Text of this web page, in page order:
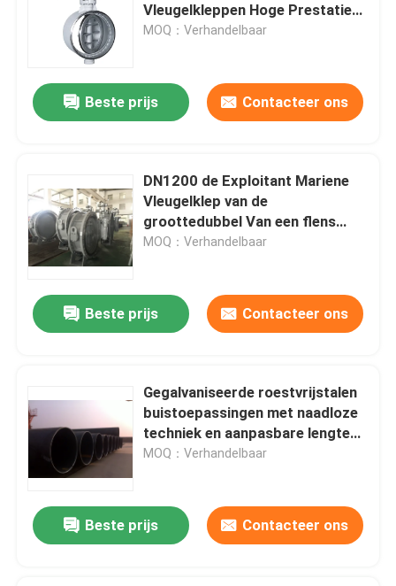
Vleugelkleppen Hoge Prestaties
van Staalproducten
MOQ：Verhandelbaar
Beste prijs Contacteer ons
DN1200 de Exploitant Mariene
Vleugelklep van de
groottedubbel Van een flens
voorzien Versnellingsbak
MOQ：Verhandelbaar
Beste prijs Contacteer ons
Gegalvaniseerde roestvrijstalen
buistoepassingen met naadloze
techniek en aanpasbare lengte
voor maritieme toepassingen
MOQ：Verhandelbaar
Beste prijs Contacteer ons